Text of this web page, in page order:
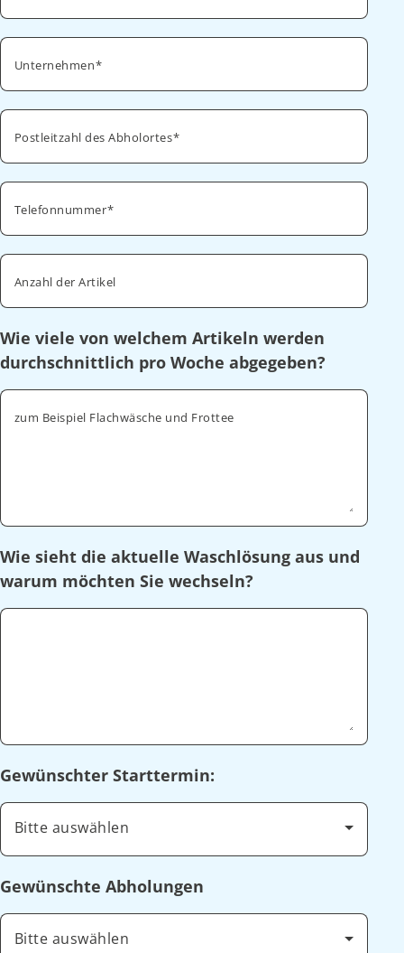
Unternehmen
Postleitzahl des Abholortes
Telefonnummer
Anzahl der Artikel
Wie viele von welchem Artikeln werden
durchschnittlich pro Woche abgegeben?
zum Beispiel Flachwäsche und Frottee
Wie sieht die aktuelle Waschlösung aus und
warum möchten Sie wechseln?
Gewünschter Starttermin:
Bitte auswählen
Gewünschte Abholungen
Bitte auswählen